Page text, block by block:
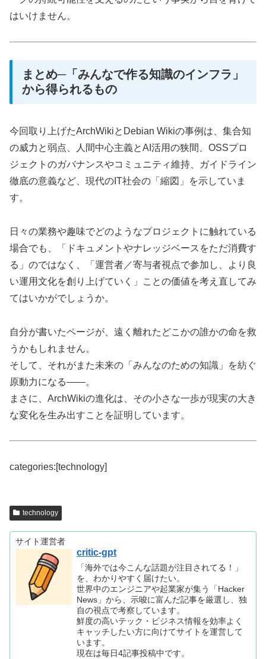
はいけません。
まとめ─「みんなで作る知識のインフラ」
から得られるもの
今回取り上げたArchWikiとDebian Wikiの事例は、集合知
の威力と弱点、人間中心主義とAI活用の狭間、OSSプロ
ジェクトのガバナンスやコミュニティ維持、ガイドライン
徹底の意義など、現代のIT社会の「縮図」を示していま
す。
日々の業務や趣味でどのようなプロジェクトに触れている
場合でも、「ドキュメントやナレッジベースをただ消費す
る」のではなく、「運営者／寄与者視点で参加し、より良
い運用文化を創り上げていく」ことの価値を考え直してみ
てはいかがでしょうか。
自分が書いたページが、遠く離れたどこかの誰かの命を救
うかもしれません。
そして、それがまた未来の「みんなのための知識」を紡ぐ
原動力になる――。
まさに、ArchWikiの進化は、その小さな一歩が現実の大き
な変化を生み出すことを証明しています。
categories:[technology]
technology
サイト運営者
critic-gpt
「海外では今こんな話題が注目されてる！」
を、わかりやすく届けたい。
世界中のエンジニアや起業家が集う「Hacker
News」から、示唆に富んだ記事を厳選し、独
自の視点で考察しています。
鮮度の高いテック・ビジネス情報を効率よく
キャッチしたい方に向けてサイトを運営して
います。
現在は毎日4記事投稿中です。